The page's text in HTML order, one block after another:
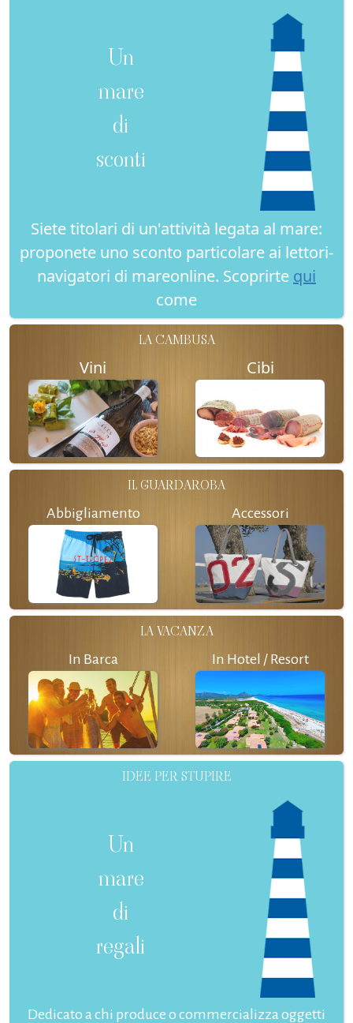
Un
mare
di
sconti
Siete titolari di un'attività legata al mare:
proponete uno sconto particolare ai lettori-
navigatori di mareonline. Scoprirte qui
come
LA CAMBUSA
Vini Cibi
IL GUARDAROBA
Abbigliamento Accessori
LA VACANZA
In Barca In Hotel / Resort
IDEE PER STUPIRE
Un
mare
di
regali
Dedicato a chi produce o commercializza oggetti